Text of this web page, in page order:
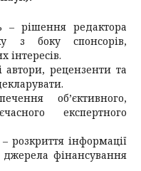
– рішення редактора
з боку спонсорів,
інтересів.
автори, рецензенти та
об’єктивного,
експертного
розкриття інформації
джерела фінансування